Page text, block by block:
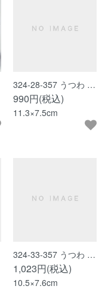
324-28-357 うつわ …
990円(税込)
11.3×7.5cm
324-33-357 うつわ …
1,023円(税込)
10.5×7.6cm